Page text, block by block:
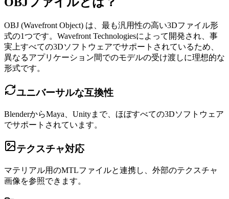
OBJ (Wavefront Object) は、最も汎用性の高い3Dファイル形
式の1つです。Wavefront Technologiesによって開発され、事
実上すべての3Dソフトウェアでサポートされているため、
異なるアプリケーション間でのモデルの受け渡しに理想的な
形式です。
ユニバーサルな互換性
BlenderからMaya、Unityまで、ほぼすべての3Dソフトウェア
でサポートされています。
テクスチャ対応
マテリアル用のMTLファイルと連携し、外部のテクスチャ
画像を参照できます。